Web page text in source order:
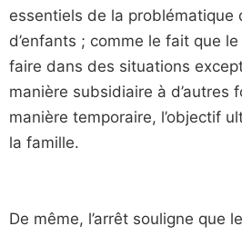
essentiels de la problématique
d’enfants ; comme le fait que
faire dans des situations
manière subsidiaire à d’autres
manière temporaire, l’objectif
la famille.
De même, l’arrêt souligne que